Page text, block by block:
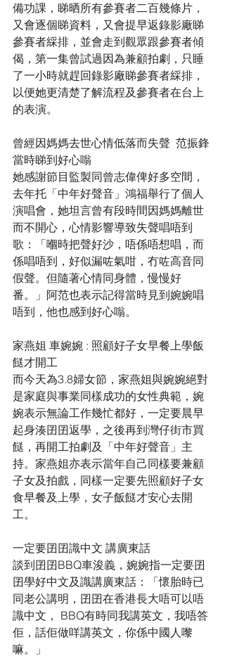
備功課，睇晒所有參賽者二百幾條片，
又會逐個睇資料，又會提早返錄影廠睇
參賽者綵排，並會走到觀眾跟參賽者傾
偈，第一集曾試過因為兼顧拍劇，只睡
了一小時就趕回錄影廠睇參賽者綵排，
以便她更清楚了解流程及參賽者在台上
的表演。
曾經因媽媽去世心情低落而失聲  范振鋒
當時睇到好心嗡
她感謝節目監製同曾志偉俾好多空間，
去年托「中年好聲音」鴻福舉行了個人
演唱會，她坦言曾有段時間因媽媽離世
而不開心，心情影響導致失聲唱唔到
歌：「嗰時把聲好沙，唔係唔想唱，而
係唱唔到，好似漏咗氣咁，冇咗高音同
假聲。但隨著心情同身體，慢慢好
番。」阿范也表示記得當時見到婉婉唱
唔到，他也感到好心嗡。
家燕姐 車婉婉 : 照顧好子女早餐上學飯
餸才開工
而今天為3.8婦女節，家燕姐與婉婉絕對
是家庭與事業同樣成功的女性典範，婉
婉表示無論工作幾忙都好，一定要晨早
起身湊囝囝返學，之後再到灣仔街市買
餸，再開工拍劇及「中年好聲音」主
持。家燕姐亦表示當年自己同樣要兼顧
子女及拍戲，同樣一定要先照顧好子女
食早餐及上學，女子飯餸才安心去開
工。
一定要囝囝識中文 講廣東話
談到囝囝BBQ車浚義，婉婉指一定要囝
囝學好中文及識講廣東話：「懷胎時已
同老公講明，囝囝在香港長大唔可以唔
識中文， BBQ有時同我講英文，我唔答
佢，話佢做咩講英文，你係中國人嚟
嘛。」